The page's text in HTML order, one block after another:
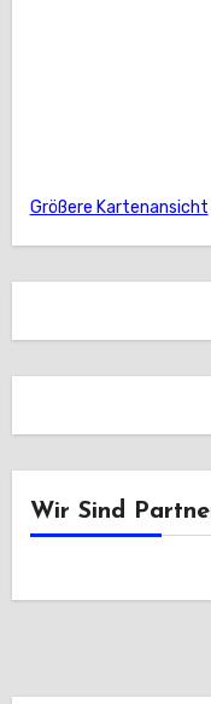
Größere Kartenansicht
Wir Sind